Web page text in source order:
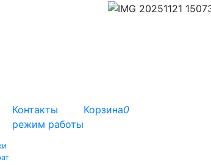
Контакты
режим работы
Корзина0